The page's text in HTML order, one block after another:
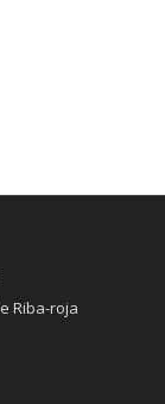
Riba-roja